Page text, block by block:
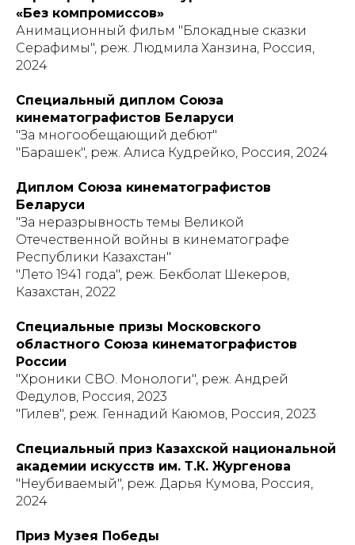
«Без компромиссов»
Анимационный фильм "Блокадные сказки
Серафимы", реж. Людмила Ханзина, Россия,
2024
Специальный диплом Союза
кинематографистов Беларуси
"За многообещающий дебют"
"Барашек", реж. Алиса Кудрейко, Россия, 2024
Диплом Союза кинематографистов
Беларуси
"За неразрывность темы Великой
Отечественной войны в кинематографе
Республики Казахстан"
"Лето 1941 года", реж. Бекболат Шекеров,
Казахстан, 2022
Специальные призы Московского
областного Союза кинематографистов
России
"Хроники СВО. Монологи", реж. Андрей
Федулов, Россия, 2023
"Гилев", реж. Геннадий Каюмов, Россия, 2023
Специальный приз Казахской национальной
академии искусств им. Т.К. Жургенова
"Неубиваемый", реж. Дарья Кумова, Россия,
2024
Приз Музея Победы